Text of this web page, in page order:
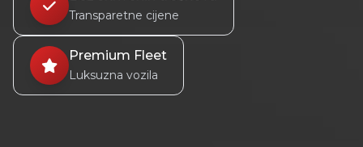
Transparetne cijene
Premium Fleet
Luksuzna vozila